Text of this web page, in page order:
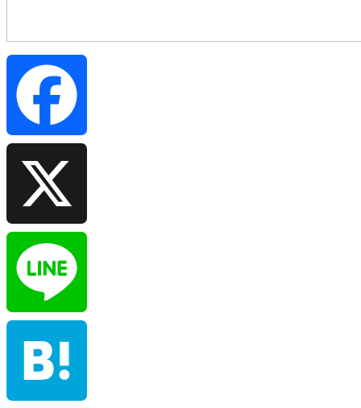
Facebook
Line